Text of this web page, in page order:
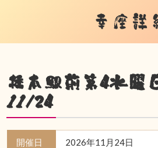
幸座詳
橋本駅前第4水曜
11/24
開催日 2026年11月24日